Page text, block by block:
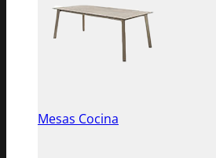
Mesas Cocina